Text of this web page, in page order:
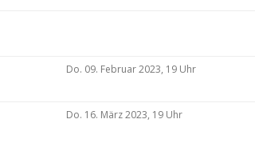
Do. 09. Februar 2023, 19 Uhr
Do. 16. März 2023, 19 Uhr